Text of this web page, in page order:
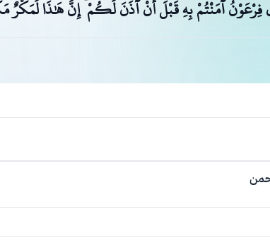
فِرْعَوْنُ آمَنْتُمْ بِهِ قَبْلَ أَنْ آذَنَ لَكُمْ ۖ إِنَّ هَٰذَا لَمَكْرٌ